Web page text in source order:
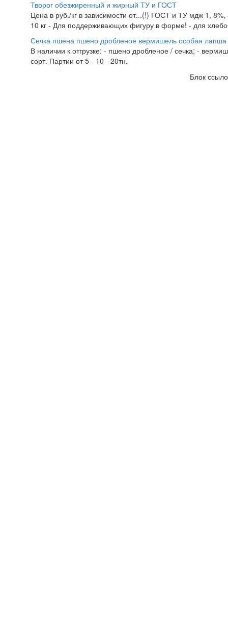
Творог обезжиренный и жирный ТУ и ГОСТ
Цена в руб./кг в зависимости от...(!) ГОСТ и ТУ мдж 1,
10 кг - Для поддерживающих фигуру в форме! - для
Сечка пшена пшено дробленое вермишель особая лапша
В наличии к отгрузке: - пшено дробленое / сечка; -
сорт. Партии от 5 - 10 - 20тн.
Блок